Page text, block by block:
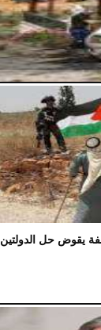
يقوض حل الدولتين